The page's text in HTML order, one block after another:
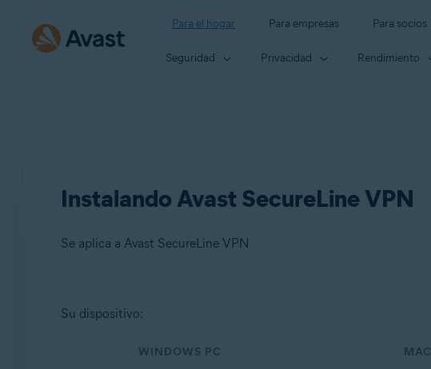
Para el hogar Para empresas Para socios
Seguridad Privacidad Rendimiento
Instalando Avast SecureLine VPN
Se aplica a Avast SecureLine VPN
Productos:
Su dispositivo:
WINDOWS PC MAC